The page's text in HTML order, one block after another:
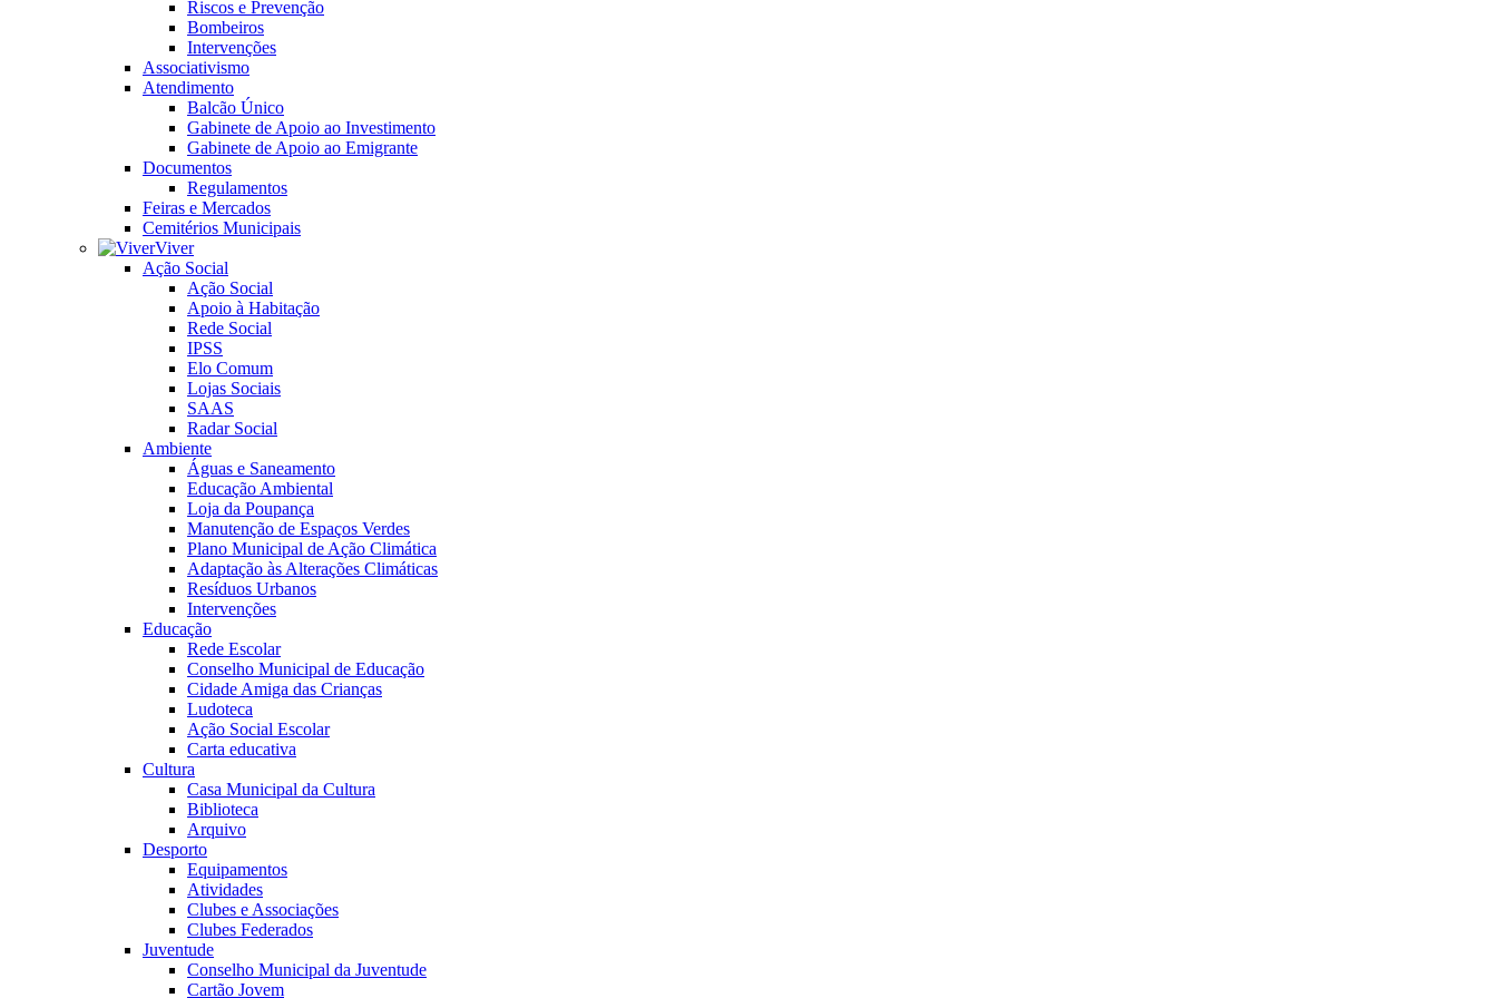
Riscos e Prevenção
Bombeiros
Intervenções
Associativismo
Atendimento
Balcão Único
Gabinete de Apoio ao Investimento
Gabinete de Apoio ao Emigrante
Documentos
Regulamentos
Feiras e Mercados
Cemitérios Municipais
Viver
Ação Social
Ação Social
Apoio à Habitação
Rede Social
IPSS
Elo Comum
Lojas Sociais
SAAS
Radar Social
Ambiente
Águas e Saneamento
Educação Ambiental
Loja da Poupança
Manutenção de Espaços Verdes
Plano Municipal de Ação Climática
Adaptação às Alterações Climáticas
Resíduos Urbanos
Intervenções
Educação
Rede Escolar
Conselho Municipal de Educação
Cidade Amiga das Crianças
Ludoteca
Ação Social Escolar
Carta educativa
Cultura
Casa Municipal da Cultura
Biblioteca
Arquivo
Desporto
Equipamentos
Atividades
Clubes e Associações
Clubes Federados
Juventude
Conselho Municipal da Juventude
Cartão Jovem